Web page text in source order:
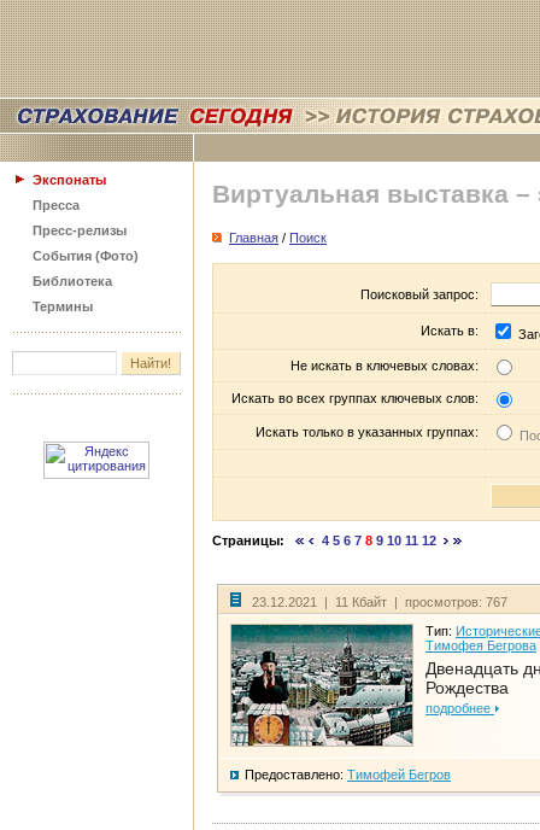
Экспонаты
Пресса
Пресс-релизы
События (Фото)
Библиотека
Термины
Виртуальная выставка –
Главная / Поиск
Поисковый запрос:
Искать в:
Не искать в ключевых словах:
Искать во всех группах ключевых слов:
Искать только в указанных группах:
Страницы: 4 5 6 7 8 9 10 11 12
23.12.2021 | 11 Кбайт | просмотров: 767
Тип:
Тимофея Бегрова
Двенадцать
Рождества
подробнее
Предоставлено: Тимофей Бегров